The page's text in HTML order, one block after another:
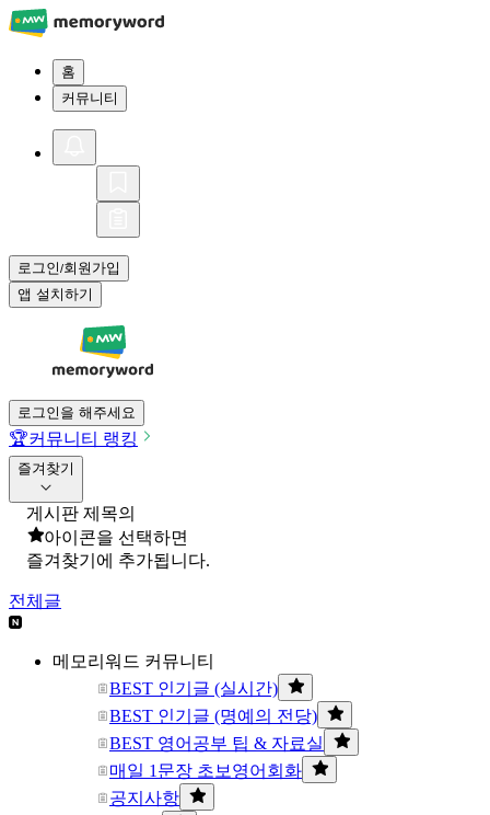
홈
커뮤니티
로그인/회원가입
앱 설치하기
로그인을 해주세요
🏆커뮤니티 랭킹
즐겨찾기
게시판 제목의
아이콘을 선택하면
즐겨찾기에 추가됩니다.
전체글
메모리워드 커뮤니티
BEST 인기글 (실시간)
BEST 인기글 (명예의 전당)
BEST 영어공부 팁 & 자료실
매일 1문장 초보영어회화
공지사항